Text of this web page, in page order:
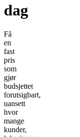
dag
Få
en
fast
pris
som
gjør
budsjettet
forutsigbart,
uansett
hvor
mange
kunder,